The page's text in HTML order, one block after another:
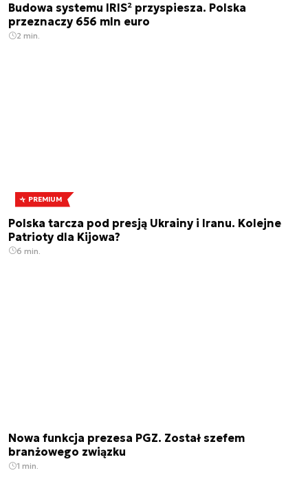
Budowa systemu IRIS² przyspiesza. Polska
przeznaczy 656 mln euro
2 min.
PREMIUM
Polska tarcza pod presją Ukrainy i Iranu. Kolejne
Patrioty dla Kijowa?
6 min.
Nowa funkcja prezesa PGZ. Został szefem
branżowego związku
1 min.